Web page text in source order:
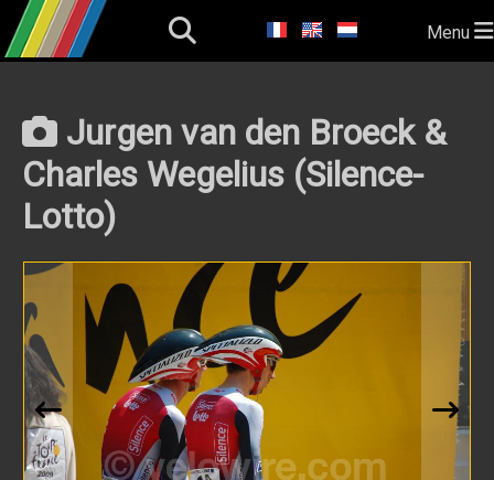
Menu
Jurgen van den Broeck &
Charles Wegelius (Silence-
Lotto)